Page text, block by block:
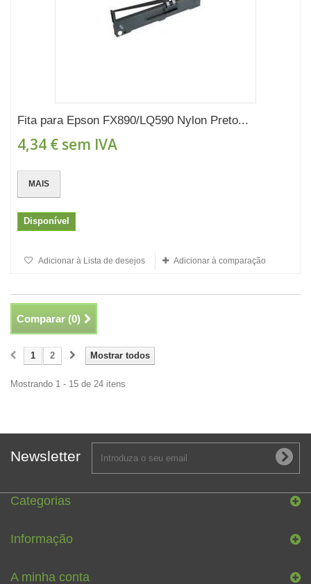
Fita para Epson FX890/LQ590 Nylon Preto...
4,34 € sem IVA
MAIS
Disponível
Adicionar à Lista de desejos Adicionar à comparação
Comparar (0)
Mostrar todos
1 2
Mostrando 1 - 15 de 24 itens
Newsletter
Categorias
Informação
A minha conta